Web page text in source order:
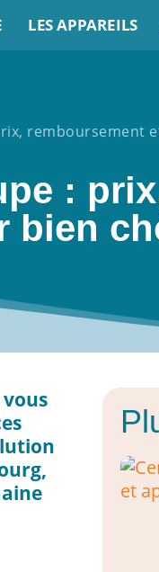
LES APPAREILS
remboursement
:
bien